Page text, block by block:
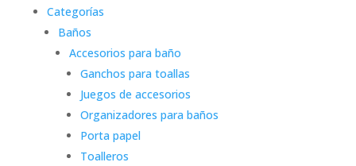
Categorías
Baños
Accesorios para baño
Ganchos para toallas
Juegos de accesorios
Organizadores para baños
Porta papel
Toalleros